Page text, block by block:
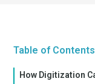
Table of Contents
How Digitization